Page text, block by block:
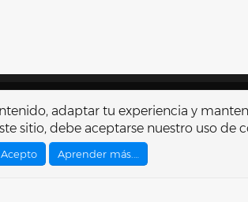
Contactarnos
by XenForo ®
© 2010-2026 XenForo Ltd.
por
XenFacil.com . © 2010-2019
adaptar tu experiencia y
sitio, debe aceptarse nuestro uso de
Acepto Aprender más.…